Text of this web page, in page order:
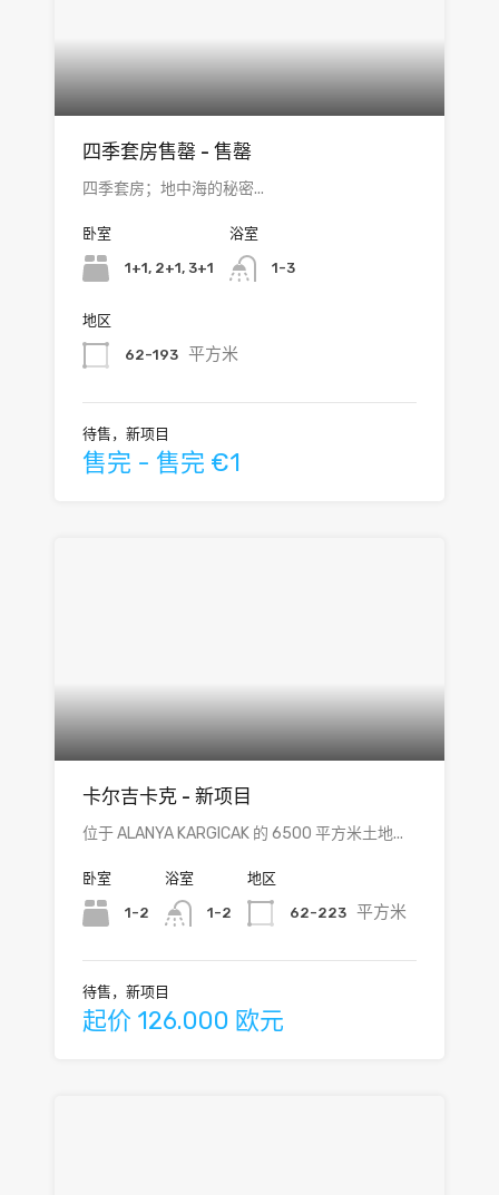
四季套房售罄 - 售罄
四季套房；地中海的秘密...
卧室
1+1, 2+1, 3+1
浴室
1-3
地区
62-193 平方米
待售，新项目
售完 - 售完 €1
卡尔吉卡克 - 新项目
位于 ALANYA KARGICAK 的 6500 平方米土地...
卧室
1-2
浴室
1-2
地区
62-223 平方米
待售，新项目
起价 126.000 欧元